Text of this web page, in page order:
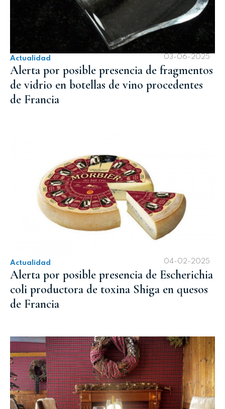
Actualidad 03-06-2025
Alerta por posible presencia de fragmentos
de vidrio en botellas de vino procedentes
de Francia
Actualidad 04-02-2025
Alerta por posible presencia de Escherichia
coli productora de toxina Shiga en quesos
de Francia